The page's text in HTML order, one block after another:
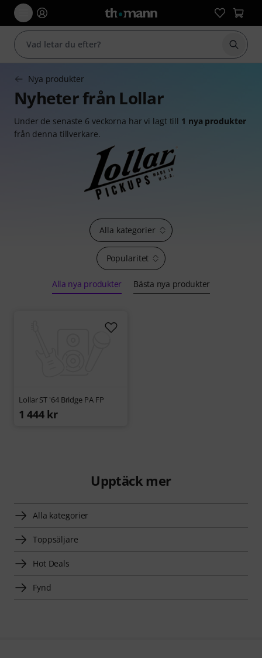
Börja
Nya produkter
Nyheter från Lollar
Under de senaste 6 veckorna har vi lagt till 1 nya produkter
från denna tillverkare.
Popularitet
Alla kategorier
Alla nya produkter Bästa nya produkter
Lollar ST '64 Bridge PA FP
1 444 kr
Upptäck mer
Alla kategorier
Toppsäljare
Hot Deals
Fynd